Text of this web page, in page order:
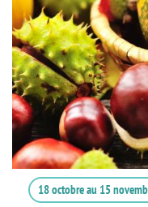
18 octobreau 15